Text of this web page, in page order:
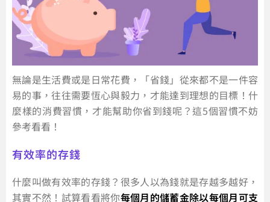
無論是生活費或是日常花費，「省錢」從來都不是一件容
易的事，往往需要恆心與毅力，才能達到理想的目標！什
麼樣的消費習慣，才能幫助你省到錢呢？這5個習慣不妨
參考看看！
有效率的存錢
什麼叫做有效率的存錢？很多人以為錢就是存越多越好，
其實不然！試算看看將你每個月的儲蓄金除以每個月可支